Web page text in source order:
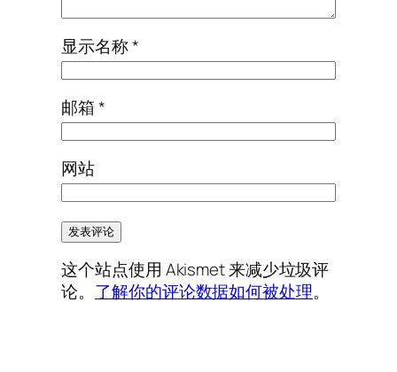
显示名称*
邮箱*
网站
这个站点使用 Akismet 来减少垃圾评
论。 了解你的评论数据如何被处理。